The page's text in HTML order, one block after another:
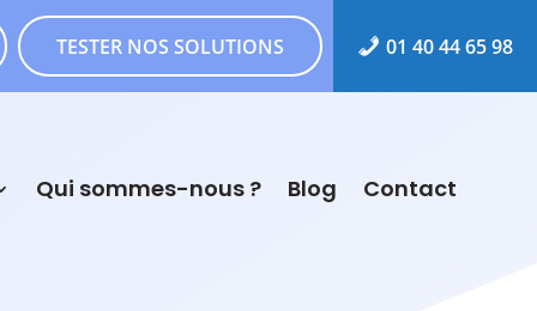
TESTER NOS SOLUTIONS 01 40 44 65 98
Qui sommes-nous ? Blog Contact